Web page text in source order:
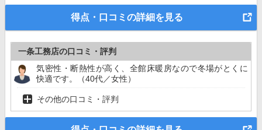
得点・口コミの詳細を見る
一条工務店の口コミ・評判
気密性・断熱性が高く、全館床暖房なので冬場がとくに
快適です。（40代／女性）
その他の口コミ・評判